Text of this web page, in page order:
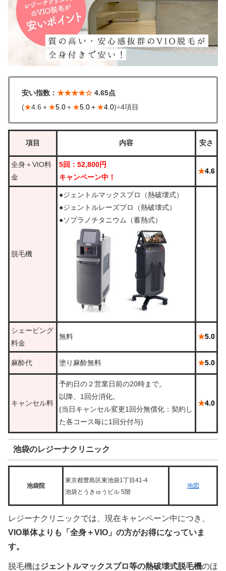
安い指数： ★★★★☆ 4.65点
(★4.6＋ ★5.0＋ ★5.0＋ ★4.0)÷4項目
項目 内容 安さ
全身＋VIO料
金
5回：52,800円
キャンペーン中！
★4.6
脱毛機
●ジェントルマックスプロ（熱破壊式）
●ジェントルレーズプロ（熱破壊式）
●ソプラノチタニウム（蓄熱式）
シェービング
料金
無料 ★5.0
麻酔代 塗り麻酔無料 ★5.0
キャンセル料
予約日の２営業日前の20時まで。
以降、1回分消化。
(当日キャンセル変更1回分無償化：契約し
た各コース毎に1回分付与)
★4.0
池袋のレジーナクリニック
池袋院
東京都豊島区東池袋1丁目41-4
池袋とうきゅうビル 5階
地図
レジーナクリニックでは、現在キャンペーン中につき、
VIO単体よりも「全身＋VIO」の方がお得になっていま
す。
脱毛機はジェントルマックスプロ等の熱破壊式脱毛機のほ